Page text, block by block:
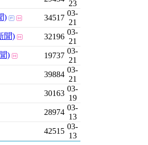
23
) 34517
03-
21
聞) 32196
03-
21
) 19737
03-
21
39884
03-
21
30163
03-
19
28974
03-
13
42515
03-
13